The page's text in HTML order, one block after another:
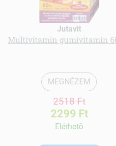
Jutavit
Multivitamin gumivitamin
MEGNÉZEM
2518 Ft
2299 Ft
Elérhetõ